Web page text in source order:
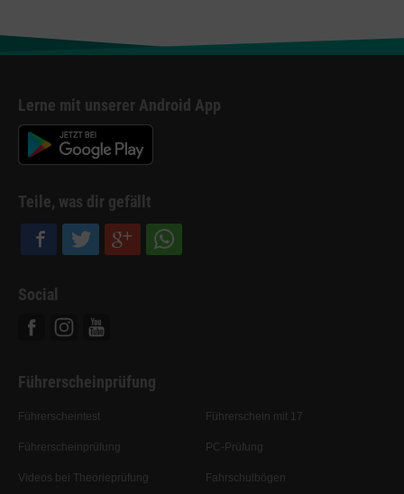
Lerne mit unserer Android App
Teile, was dir gefällt
Social
Führerscheinprüfung
Führerscheintest
Führerscheinprüfung
Videos bei Theorieprüfung
Führerschein mit 17
PC-Prüfung
Fahrschulbögen